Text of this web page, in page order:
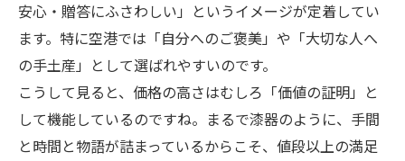
安心・贈答にふさわしい」というイメージが定着してい
ます。特に空港では「自分へのご褒美」や「大切な人へ
の手土産」として選ばれやすいのです。
こうして見ると、価格の高さはむしろ「価値の証明」と
して機能しているのですね。まるで漆器のように、手間
と時間と物語が詰まっているからこそ、値段以上の満足